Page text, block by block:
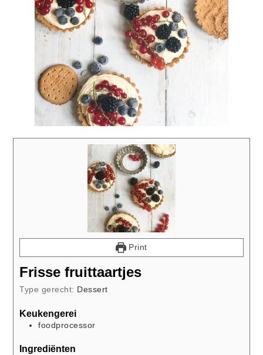
Print
Frisse fruittaartjes
Type gerecht: Dessert
Keukengerei
foodprocessor
Ingrediënten